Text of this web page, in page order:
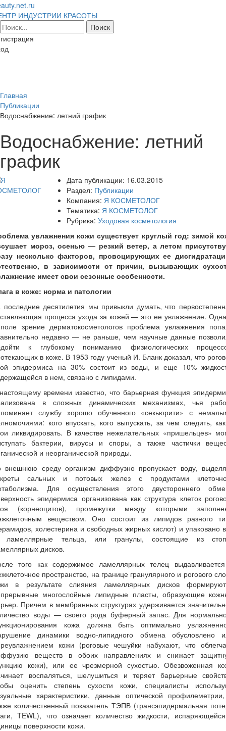
ИНДУСТРИИ КРАСОТЫ
Главная
Публикации
Водоснабжение: летний график
Водоснабжение: летний
график
Дата публикации: 16.03.2015
Раздел: Публикации
Компания: Я КОСМЕТОЛОГ
Тематика: Я КОСМЕТОЛОГ
Рубрика: Уходовая косметология
увлажнения кожи существует круглый год: зимой
мороз, осенью — резкий ветер, а летом
несколько факторов, провоцирующих ее
в зависимости от причин, вызывающих
имеет свои сезонные особенности.
в коже: норма и патологии
последние десятилетия мы привыкли думать, что
процесса ухода за кожей — это ее увлажнение.
зрение дерматокосметологов проблема увлажнения
недавно — не раньше, чем научные данные
к глубокому пониманию физиологических
в коже. В 1953 году ученый И. Бланк доказал, что
эпидермиса на 30% состоит из воды, и еще 10%
в нем, связано с липидами.
времени известно, что барьерная функция
в сложных динамических механизмах, чья
службу хорошо обученного «секьюрити» с
кого впускать, кого выпускать, за чем следить,
ликвидировать. В качестве нежелательных «пришельцев»
бактерии, вирусы и споры, а также частички
и неорганической природы.
внешнюю среду организм диффузно пропускает воду,
сальных и потовых желез с продуктами
Для осуществления этого двустороннего
эпидермиса организована как структура клеток
(корнеоцитов), промежутки между которыми
веществом. Оно состоит из липидов разного
холестерина и свободных жирных кислот) и упаковано
ламеллярные тельца, или гранулы, состоящие из
дисков.
того как содержимое ламеллярных телец
пространство, на границе гранулярного и рогового
в результате слияния ламеллярных дисков
многослойные липидные пласты, образующие
Причем в мембранных структурах удерживается
воды — своего рода буферный запас. Для
кожа должна быть оптимально
динамики водно-липидного обмена обусловлено
кожи (роговые чешуйки набухают, что
веществ в обоих направлениях и снижает
кожи), или ее чрезмерной сухостью. Обезвоженная
воспаляться, шелушиться и теряет барьерные
оценить степень сухости кожи, специалисты
характеристики, данные оптической
количественный показатель ТЭПВ (трансэпидермальная
TEWL), что означает количество жидкости,
поверхности кожи.